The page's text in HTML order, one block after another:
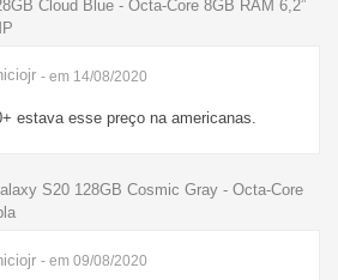
Cloud Blue - Octa-Core 8GB RAM 6,2”
- em 14/08/2020
estava esse preço na americanas.
S20 128GB Cosmic Gray - Octa-Core
- em 09/08/2020